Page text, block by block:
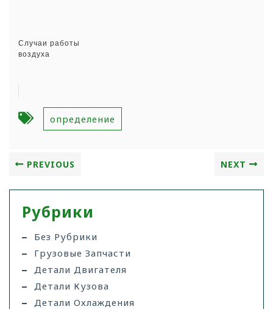
Случаи работы
воздуха
определение
PREVIOUS NEXT
Рубрики
Без Рубрики
Грузовые Запчасти
Детали Двигателя
Детали Кузова
Детали Охлаждения